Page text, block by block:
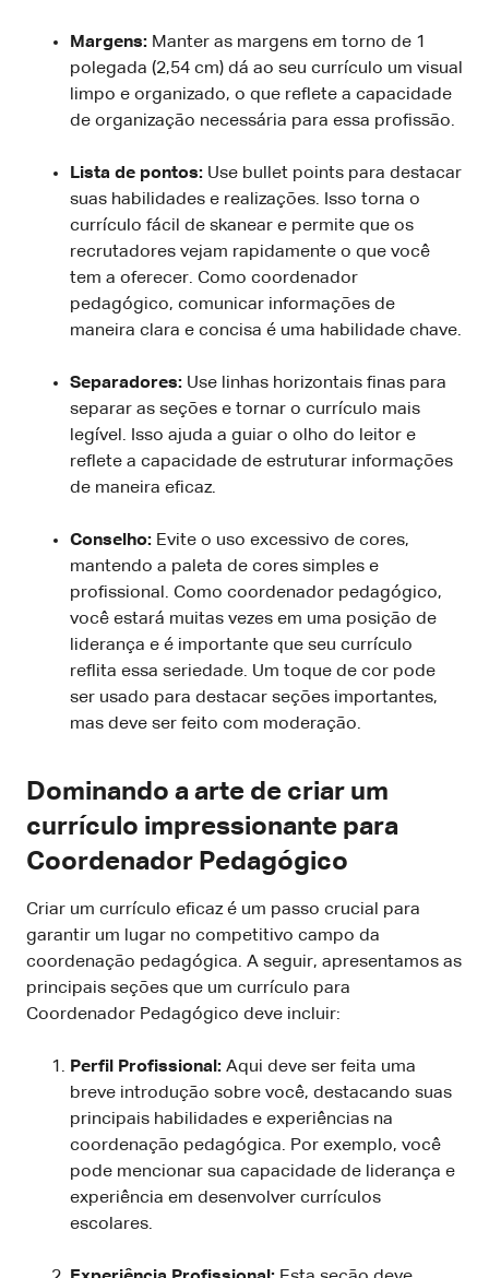
Margens: Manter as margens em torno de 1
polegada (2,54 cm) dá ao seu currículo um visual
limpo e organizado, o que reflete a capacidade
de organização necessária para essa profissão.
Lista de pontos: Use bullet points para destacar
suas habilidades e realizações. Isso torna o
currículo fácil de skanear e permite que os
recrutadores vejam rapidamente o que você
tem a oferecer. Como coordenador
pedagógico, comunicar informações de
maneira clara e concisa é uma habilidade chave.
Separadores: Use linhas horizontais finas para
separar as seções e tornar o currículo mais
legível. Isso ajuda a guiar o olho do leitor e
reflete a capacidade de estruturar informações
de maneira eficaz.
Conselho: Evite o uso excessivo de cores,
mantendo a paleta de cores simples e
profissional. Como coordenador pedagógico,
você estará muitas vezes em uma posição de
liderança e é importante que seu currículo
reflita essa seriedade. Um toque de cor pode
ser usado para destacar seções importantes,
mas deve ser feito com moderação.
Dominando a arte de criar um
currículo impressionante para
Coordenador Pedagógico
Criar um currículo eficaz é um passo crucial para
garantir um lugar no competitivo campo da
coordenação pedagógica. A seguir, apresentamos as
principais seções que um currículo para
Coordenador Pedagógico deve incluir:
Perfil Profissional: Aqui deve ser feita uma
breve introdução sobre você, destacando suas
principais habilidades e experiências na
coordenação pedagógica. Por exemplo, você
pode mencionar sua capacidade de liderança e
experiência em desenvolver currículos
escolares.